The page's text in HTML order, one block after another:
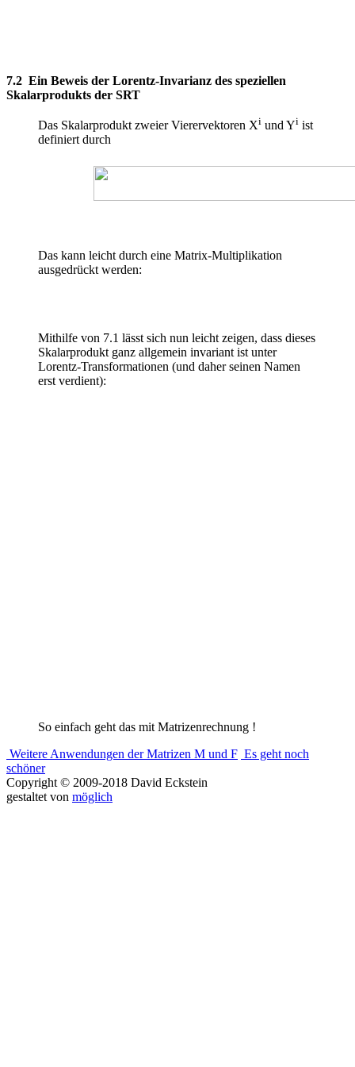
7.2 Ein Beweis der Lorentz-Invarianz des speziellen
Skalarprodukts der SRT
Das Skalarprodukt zweier Vierervektoren Xi und Yi ist
definiert durch
Das kann leicht durch eine Matrix-Multiplikation
ausgedrückt werden:
Mithilfe von 7.1 lässt sich nun leicht zeigen, dass dieses
Skalarprodukt ganz allgemein invariant ist unter
Lorentz-Transformationen (und daher seinen Namen
erst verdient):
So einfach geht das mit Matrizenrechnung !
Weitere Anwendungen der Matrizen M und F Es geht noch
schöner
Copyright © 2009-2018 David Eckstein
gestaltet von möglich